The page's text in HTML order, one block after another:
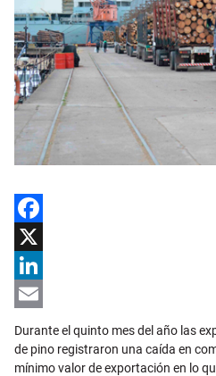
Facebook
X
LinkedIn
Durante el quinto mes del año las
de pino registraron una caída en
mínimo valor de exportación en lo